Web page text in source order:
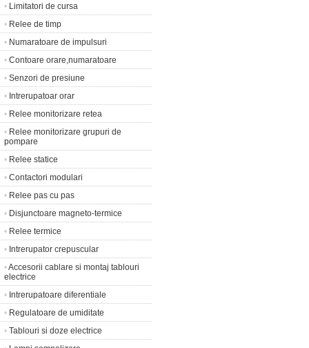
• Limitatori de cursa
• Relee de timp
• Numaratoare de impulsuri
• Contoare orare,numaratoare
• Senzori de presiune
• Intrerupatoar orar
• Relee monitorizare retea
• Relee monitorizare grupuri de
pompare
• Relee statice
• Contactori modulari
• Relee pas cu pas
• Disjunctoare magneto-termice
• Relee termice
• Intrerupator crepuscular
•Accesorii cablare si montaj tablouri
electrice
• Intrerupatoare diferentiale
• Regulatoare de umiditate
• Tablouri si doze electrice